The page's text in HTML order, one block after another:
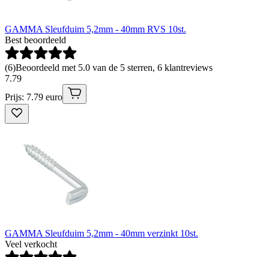
GAMMA Sleufduim 5,2mm - 40mm RVS 10st.
Best beoordeeld
(6)Beoordeeld met 5.0 van de 5 sterren, 6 klantreviews
7.79
Prijs: 7.79 euro
GAMMA Sleufduim 5,2mm - 40mm verzinkt 10st.
Veel verkocht